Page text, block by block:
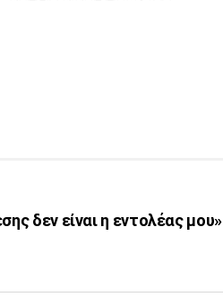
δεν είναι η εντολέας μου»